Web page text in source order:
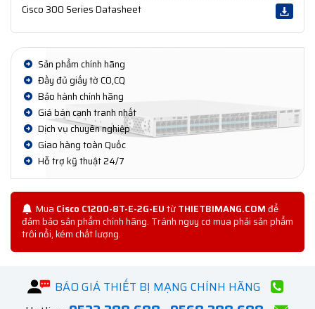
Cisco 300 Series Datasheet
Sản phẩm chính hãng
Đầy đủ giấy tờ CO,CQ
Bảo hành chính hãng
Giá bán cạnh tranh nhất
Dịch vụ chuyên nghiệp
Giao hàng toàn Quốc
Hỗ trợ kỹ thuật 24/7
Mua Cisco C1200-8T-E-2G-EUtừTHIETBIMANG.COMđể
đảm bảo sản phẩm chính hãng. Tránh nguy cơ mua phải sản phẩm
trôi nổi, kém chất lượng.
BÁO GIÁ THIẾT BỊ MẠNG CHÍNH HÃNG